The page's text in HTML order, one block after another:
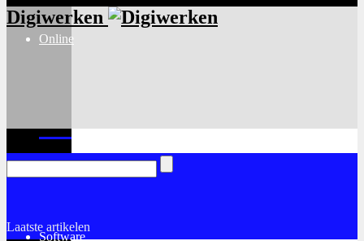
Online
Software
Digiwerken
Laatste artikelen